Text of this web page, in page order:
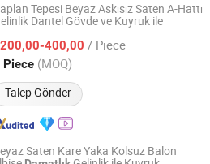
Tepesi Beyaz Askısız Saten A-Hattı
Dantel Gövde ve Kuyruk ile
400,00 / Piece
Piece (MOQ)
Talep Gönder
Designing Co., Ltd.
Fiyat 2026
Saten Kare Yaka Kolsuz Balon